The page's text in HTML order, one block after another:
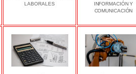
LABORALES
INFORMACIÓN Y
COMUNICACIÓN